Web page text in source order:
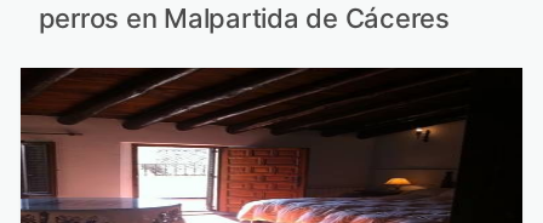
perros en Malpartida de Cáceres